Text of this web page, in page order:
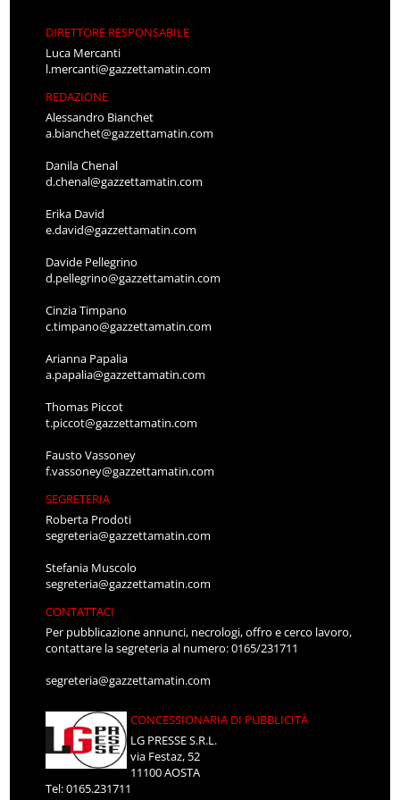
DIRETTORE RESPONSABILE
Luca Mercanti
l.mercanti@gazzettamatin.com
REDAZIONE
Alessandro Bianchet
a.bianchet@gazzettamatin.com
Danila Chenal
d.chenal@gazzettamatin.com
Erika David
e.david@gazzettamatin.com
Davide Pellegrino
d.pellegrino@gazzettamatin.com
Cinzia Timpano
c.timpano@gazzettamatin.com
Arianna Papalia
a.papalia@gazzettamatin.com
Thomas Piccot
t.piccot@gazzettamatin.com
Fausto Vassoney
f.vassoney@gazzettamatin.com
SEGRETERIA
Roberta Prodoti
segreteria@gazzettamatin.com
Stefania Muscolo
segreteria@gazzettamatin.com
CONTATTACI
Per pubblicazione annunci, necrologi, offro e cerco lavoro,
contattare la segreteria al numero: 0165/231711
segreteria@gazzettamatin.com
CONCESSIONARIA DI PUBBLICITÀ
LG PRESSE S.R.L.
via Festaz, 52
11100 AOSTA
Tel: 0165.231711